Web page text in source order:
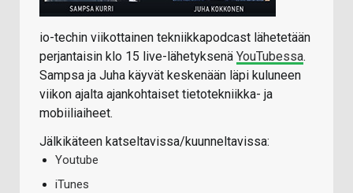
io-techin viikottainen tekniikkapodcast lähetetään
perjantaisin klo 15 live-lähetyksenä YouTubessa.
Sampsa ja Juha käyvät keskenään läpi kuluneen
viikon ajalta ajankohtaiset tietotekniikka- ja
mobiiliaiheet.
Jälkikäteen katseltavissa/kuunneltavissa:
Youtube
iTunes